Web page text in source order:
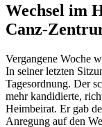
Wechsel im
Canz-
Vergangene Woche
In seiner letzten
Tagesordnung. Der
mehr kandidierte,
Heimbeirat. Er gab
Anregung auf den